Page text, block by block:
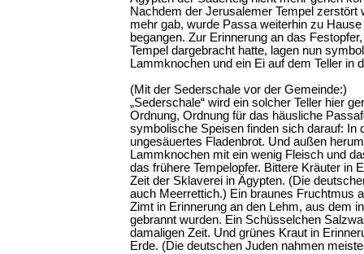
Nachdem der Jerusalemer Tempel zerstört
mehr gab, wurde Passa weiterhin zu
begangen. Zur Erinnerung an das
Tempel dargebracht hatte, lagen nun
Lammknochen und ein Ei auf dem Teller in
(Mit der Sederschale vor der Gemeinde:)
„Sederschale“ wird ein solcher Teller hier
Ordnung, Ordnung für das häusliche
symbolische Speisen finden sich darauf: In
ungesäuertes Fladenbrot. Und außen
Lammknochen mit ein wenig Fleisch und
das frühere Tempelopfer. Bittere Kräuter in
Zeit der Sklaverei in Ägypten. (Die
auch Meerrettich.) Ein braunes Fruchtmus
Zimt in Erinnerung an den Lehm, aus dem
gebrannt wurden. Ein Schüsselchen
damaligen Zeit. Und grünes Kraut in
Erde. (Die deutschen Juden nahmen